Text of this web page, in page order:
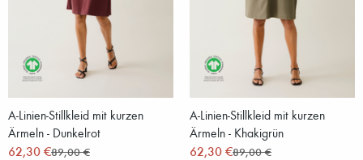
A-Linien-Stillkleid mit kurzen
Ärmeln - Dunkelrot
62,30 €89,00 €
A-Linien-Stillkleid mit kurzen
Ärmeln - Khakigrün
62,30 €89,00 €